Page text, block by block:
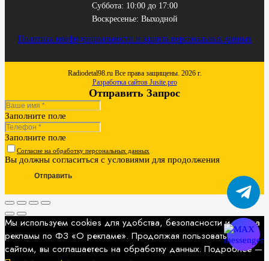
Суббота: 10:00 до 17:00
Воскресенье: Выходной
Политика конфиденциальности и защита персональных данных
Radiodetal98.ru Все права защищены. 2026 г.
Разработка сайтов Jusite.pro
Отправить Запрос
Заполните поле
Заполните поле
Согласие на обработку персональных данных
Вы должны согласиться с условиями для продолжения
Отправить
Мы используем cookies для удобства, безопасности и показа
рекламы по ФЗ «О рекламе». Продолжая пользоваться
сайтом, вы соглашаетесь на обработку данных. Подробнее —